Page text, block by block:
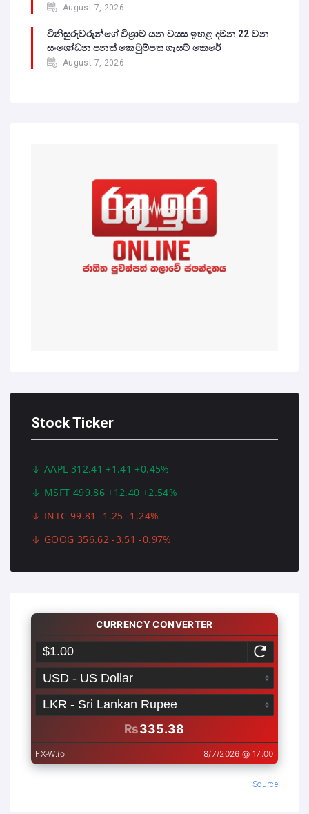
August 7, 2026
විනිසුරුවරුන්ගේ විශ්‍රාම යන වයස ඉහළ දමන 22 වන
සංශෝධන පනත් කෙටුම්පත ගැසට් කෙරේ
August 7, 2026
Stock Ticker
AAPL 312.41 +1.41 +0.45%
MSFT 499.86 +12.40 +2.54%
INTC 99.81 -1.25 -1.24%
GOOG 356.62 -3.51 -0.97%
Source